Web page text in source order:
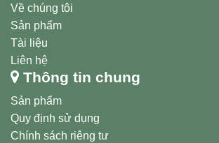
Về chúng tôi
Sản phẩm
Tài liệu
Liên hệ
Thông tin chung
Sản phẩm
Quy định sử dụng
Chính sách riêng tư